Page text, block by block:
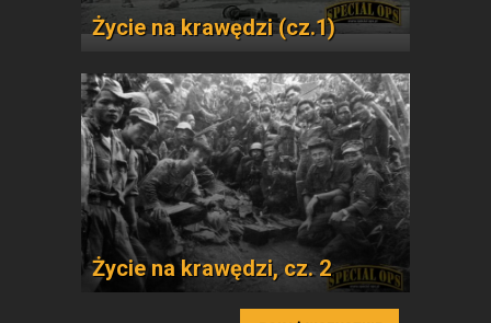
Życie na krawędzi (cz.1)
Życie na krawędzi, cz. 2